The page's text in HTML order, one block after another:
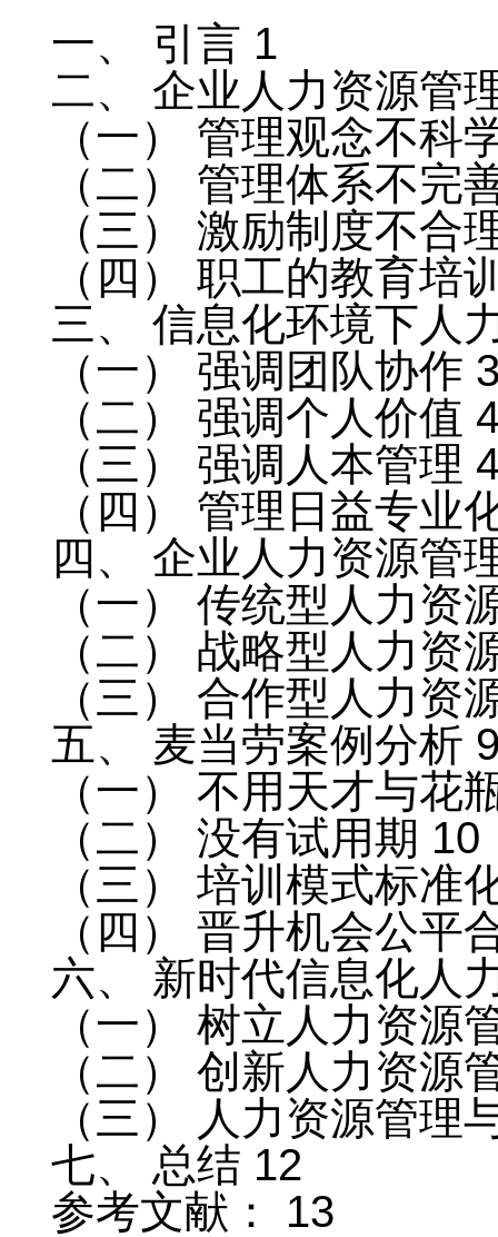
一、 引言 1
二、 企业人力资源管
（一） 管理观念不科
（二） 管理体系不完
（三） 激励制度不合
（四） 职工的教育培
三、 信息化环境下人
（一） 强调团队协作
（二） 强调个人价值
（三） 强调人本管理
（四） 管理日益专业
四、 企业人力资源管
（一） 传统型人力资
（二） 战略型人力资
（三） 合作型人力资
五、 麦当劳案例分析
（一） 不用天才与花
（二） 没有试用期 10
（三） 培训模式标准
（四） 晋升机会公平
六、 新时代信息化人
（一） 树立人力资源
（二） 创新人力资源
（三） 人力资源管理
七、 总结 12
参考文献： 13